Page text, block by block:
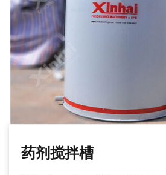
药剂搅拌槽